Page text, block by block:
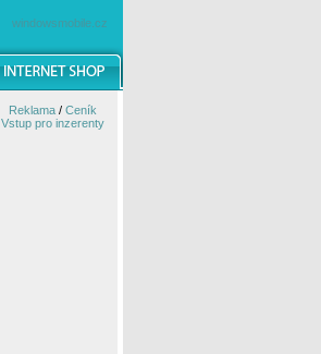
windowsmobile.cz
Reklama/ Ceník
Vstup pro inzerenty